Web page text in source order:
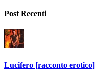
Post Recenti
Lucifero [racconto erotico]